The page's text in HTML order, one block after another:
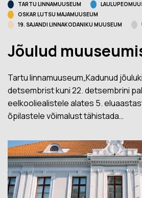
TARTU LINNAMUUSEUM
OSKAR LUTSU MAJAMUUSEUM
19. SAJANDI LINNAKODANIKU MUUSEUM
Jõulud
Tartu linnamuuseum„Kadunud
detsembrist kuni 22. detsembrini
eelkooliealistele alates 5.
õpilastele võimalust tähistada…